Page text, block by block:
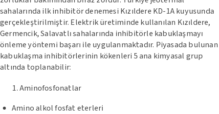
sahalarında ilk inhibitör denemesi Kızıldere KD-1A kuyusunda
gerçekleştirilmiştir. Elektrik üretiminde kullanılan Kızıldere,
Germencik, Salavatlı sahalarında inhibitörle kabuklaşmayı
önleme yöntemi başarı ile uygulanmaktadır. Piyasada bulunan
kabuklaşma inhibitörlerinin kökenleri 5 ana kimyasal grup
altında toplanabilir:
Aminofosfonatlar
Amino alkol fosfat eterleri